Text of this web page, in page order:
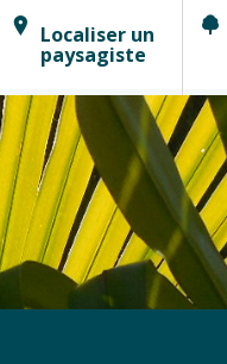
Localiser un
paysagiste